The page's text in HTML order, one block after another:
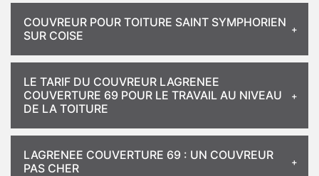
COUVREUR POUR TOITURE SAINT SYMPHORIEN
SUR COISE
LE TARIF DU COUVREUR LAGRENEE
COUVERTURE 69 POUR LE TRAVAIL AU NIVEAU
DE LA TOITURE
LAGRENEE COUVERTURE 69 : UN COUVREUR
PAS CHER